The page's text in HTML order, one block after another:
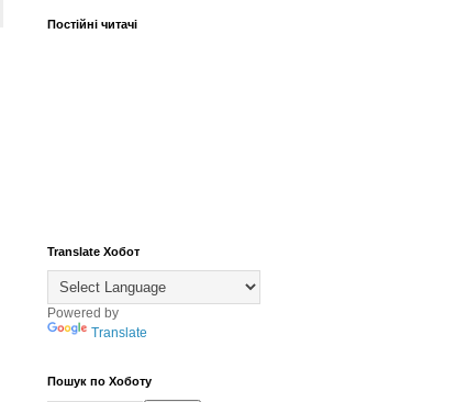
Постійні читачі
Translate Хобот
Powered by
Translate
Пошук по Хоботу